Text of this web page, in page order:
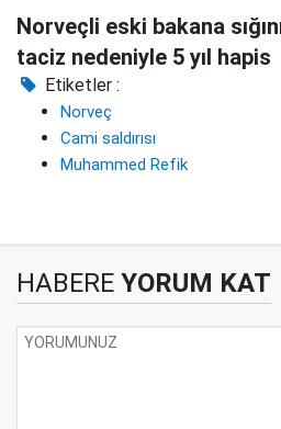
Norveçli eski bakana
taciz nedeniyle 5 yıl hapis
Etiketler :
Norveç
Cami saldırısı
Muhammed Refik
HABERE YORUM KAT